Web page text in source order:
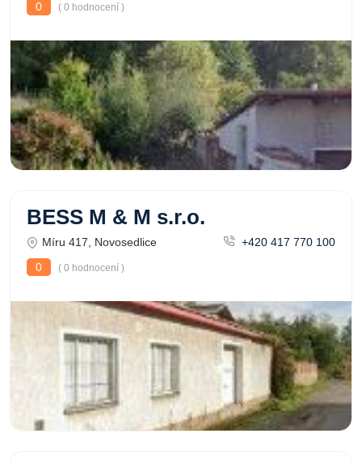
0 ( 0 hodnocení )
BESS M & M s.r.o.
Míru 417, Novosedlice
+420 417 770 100
0
( 0 hodnocení )